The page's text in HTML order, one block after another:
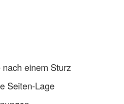
einem Sturz
Seiten-Lage